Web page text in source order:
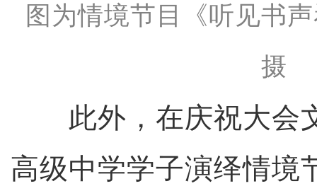
图为情境节目《听见书
摄
此外，在庆祝大会
高级中学学子演绎情境